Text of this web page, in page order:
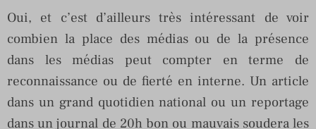
Oui, et c’est d’ailleurs très intéressant de voir
combien la place des médias ou de la présence
dans les médias peut compter en terme de
reconnaissance ou de fierté en interne. Un article
dans un grand quotidien national ou un reportage
dans un journal de 20h bon ou mauvais soudera les